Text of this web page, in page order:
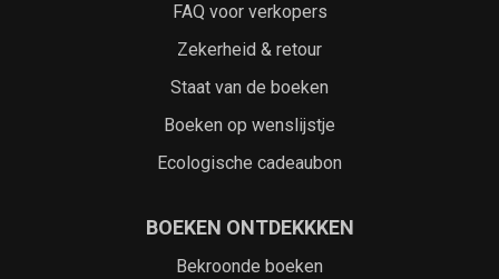
FAQ voor verkopers
Zekerheid & retour
Staat van de boeken
Boeken op wenslijstje
Ecologische cadeaubon
BOEKEN ONTDEKKKEN
Bekroonde boeken